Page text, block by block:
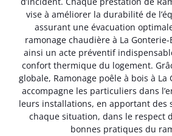
vise à améliorer la durabilité de
assurant une évacuation
ramonage chaudière à La
ainsi un acte préventif
confort thermique du logement.
globale, Ramonage poêle à bois à
accompagne les particuliers dans
leurs installations, en apportant des
chaque situation, dans le respect
bonnes pratiques du